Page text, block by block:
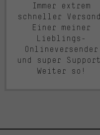
Immer extrem
schneller
Einer meiner
Lieblings-
Onlineversender
und super
Weiter so!